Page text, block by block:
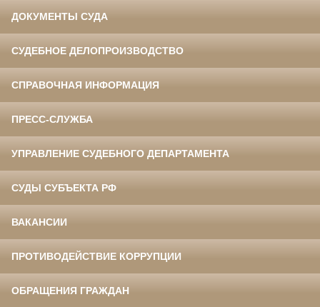
ДОКУМЕНТЫ СУДА
СУДЕБНОЕ ДЕЛОПРОИЗВОДСТВО
СПРАВОЧНАЯ ИНФОРМАЦИЯ
ПРЕСС-СЛУЖБА
УПРАВЛЕНИЕ СУДЕБНОГО ДЕПАРТАМЕНТА
СУДЫ СУБЪЕКТА РФ
ВАКАНСИИ
ПРОТИВОДЕЙСТВИЕ КОРРУПЦИИ
ОБРАЩЕНИЯ ГРАЖДАН